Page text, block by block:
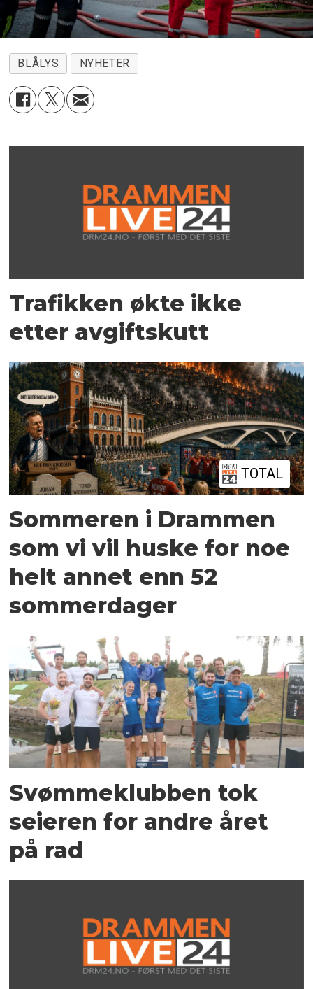
BLÅLYS NYHETER
Trafikken økte ikke
etter avgiftskutt
TOTAL
Sommeren i Drammen
som vi vil huske for noe
helt annet enn 52
sommerdager
Svømmeklubben tok
seieren for andre året
på rad